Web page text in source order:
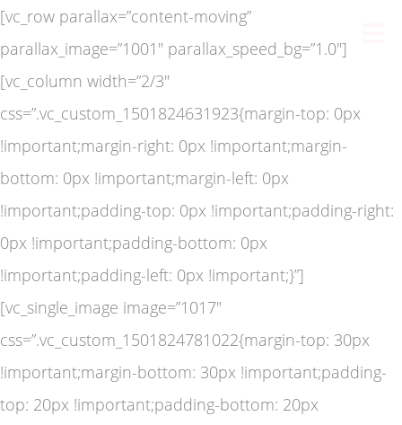
[vc_row parallax=”content-moving”
parallax_image=”1001″ parallax_speed_bg=”1.0″]
[vc_column width=”2/3″
css=”.vc_custom_1501824631923{margin-top: 0px
!important;margin-right: 0px !important;margin-
bottom: 0px !important;margin-left: 0px
!important;padding-top: 0px !important;padding-right:
0px !important;padding-bottom: 0px
!important;padding-left: 0px !important;}”]
[vc_single_image image=”1017″
css=”.vc_custom_1501824781022{margin-top: 30px
!important;margin-bottom: 30px !important;padding-
top: 20px !important;padding-bottom: 20px